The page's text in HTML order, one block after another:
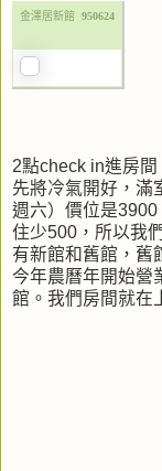
金澤居新館 950624
2點check in進房
先將冷氣開好，滿
週六）價位是
住少500，所以我
有新館和舊館，舊
今年農曆年開始營
館。我們房間就在